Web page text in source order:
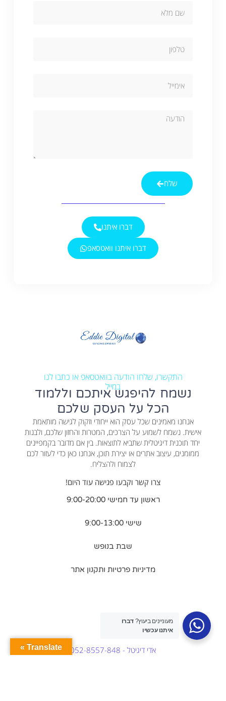
התקשרו, שלחו הודעה בוואטסאפ או כתבו לנו
במייל
נשמח להיפגש איתכם וללמוד
הכל על העסק שלכם
אנחנו מאמינים שכל עסק הוא ייחודי וזקוק לגישה מותאמת
אישית. נשמח לשמוע על הצרכים, המטרות והחזון שלכם, ולבנות
יחד תוכנית דיגיטלית שתביא לתוצאות. בין אם מדובר בקמפיינים
ממומנים, עיצוב אתרים או יצירת תוכן, אנחנו כאן כדי לעזור לכם
לצמוח ולהצליח.
צרו קשר וקבעו פגישה עוד היום!
ראשון עד חמישי 9:00-20:00
שישי 9:00-13:00
שבת בנופש
מדיניות פרטיות ותקנון אתר
שלח
Alternative:
דברו איתנו
דברו איתנו וואטסאפ
אדי דיגיטל - 052-8557-848 Translate »
מעוניינים ביעוץ? דברו
איתנו עכשיו